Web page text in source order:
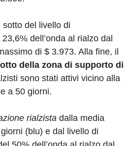
del livello di
dell’onda al rialzo dal
di $ 3.973. Alla fine, il
della zona di supporto di
sono stati attivi vicino alla
a 50 giorni.
rialzista dalla media
(blu) e dal livello di